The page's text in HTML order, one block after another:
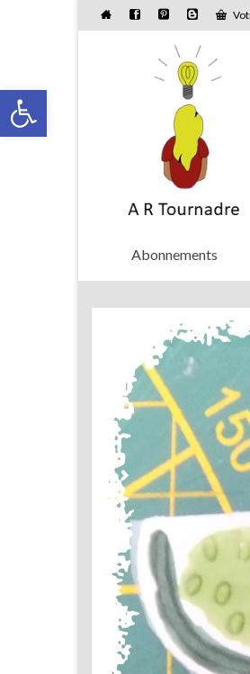
Ouvrir la barre d’outils
Abonnements